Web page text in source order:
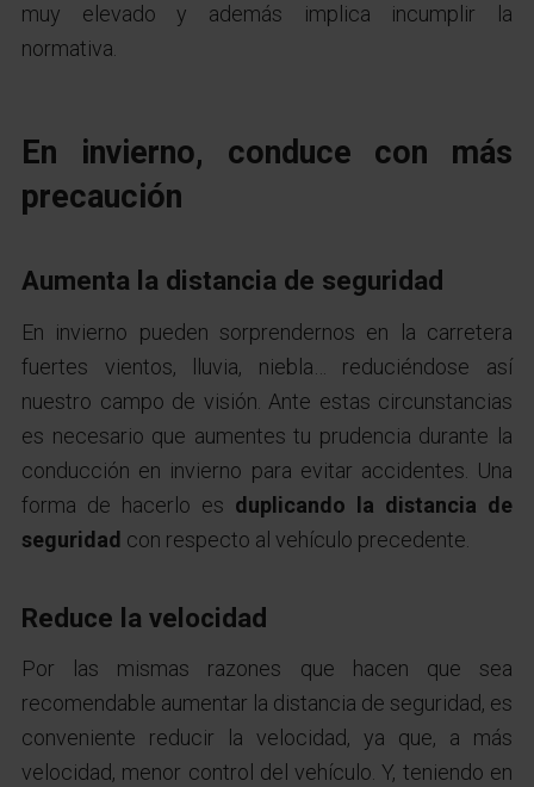
muy elevado y además implica incumplir la
normativa.
En invierno, conduce con más
precaución
Aumenta la distancia de seguridad
En invierno pueden sorprendernos en la carretera
fuertes vientos, lluvia, niebla… reduciéndose así
nuestro campo de visión. Ante estas circunstancias
es necesario que aumentes tu prudencia durante la
conducción en invierno para evitar accidentes. Una
forma de hacerlo es duplicando la distancia de
seguridad con respecto al vehículo precedente.
Reduce la velocidad
Por las mismas razones que hacen que sea
recomendable aumentar la distancia de seguridad, es
conveniente reducir la velocidad, ya que, a más
velocidad, menor control del vehículo. Y, teniendo en